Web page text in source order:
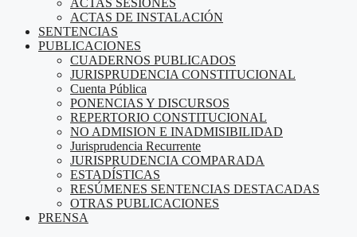
ACTAS SESIONES
ACTAS DE INSTALACIÓN
SENTENCIAS
PUBLICACIONES
CUADERNOS PUBLICADOS
JURISPRUDENCIA CONSTITUCIONAL
Cuenta Pública
PONENCIAS Y DISCURSOS
REPERTORIO CONSTITUCIONAL
NO ADMISION E INADMISIBILIDAD
Jurisprudencia Recurrente
JURISPRUDENCIA COMPARADA
ESTADÍSTICAS
RESÚMENES SENTENCIAS DESTACADAS
OTRAS PUBLICACIONES
PRENSA